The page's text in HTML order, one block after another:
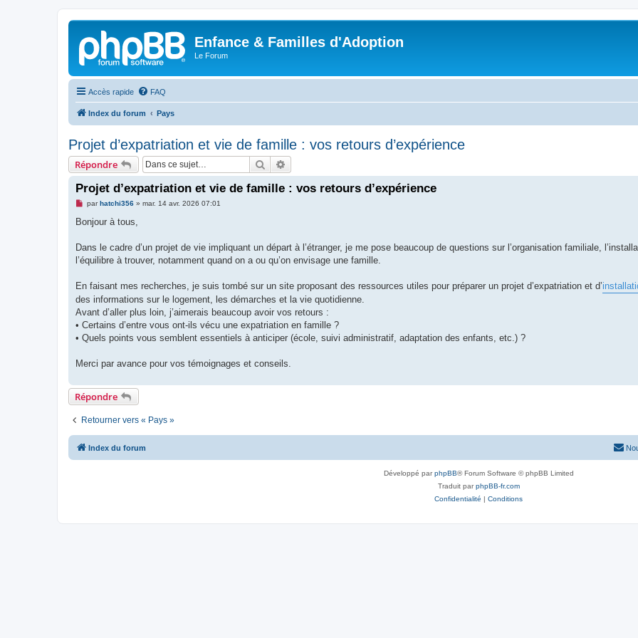
Enfance & Familles d'Adoption
Le Forum
Accès rapide FAQ
Index du forum Pays
Projet d’expatriation et vie de famille : vos retours d’expérience
Répondre Rechercher
Projet d’expatriation et vie de famille : vos retours d’expérience
M
s
g
n
l
u
parhatchi356» mar. 14 avr. 2026 07:01
Bonjour à tous,
Dans le cadre d’un projet de vie impliquant un départ à l’étranger, je me pose beaucoup de questions sur l’organisation familiale,
l’équilibre à trouver, notamment quand on a ou qu’on envisage une famille.
En faisant mes recherches, je suis tombé sur un site proposant des ressources utiles pour préparer un projet d’expatriation et d’
des informations sur le logement, les démarches et la vie quotidienne.
Avant d’aller plus loin, j’aimerais beaucoup avoir vos retours :
• Certains d’entre vous ont-ils vécu une expatriation en famille ?
• Quels points vous semblent essentiels à anticiper (école, suivi administratif, adaptation des enfants, etc.) ?
Merci par avance pour vos témoignages et conseils.
Répondre
Retourner vers « Pays »
Index du forum
Développé parphpBB® Forum Software © phpBB Limited
Traduit parphpBB-fr.com
Confidentialité | Conditions